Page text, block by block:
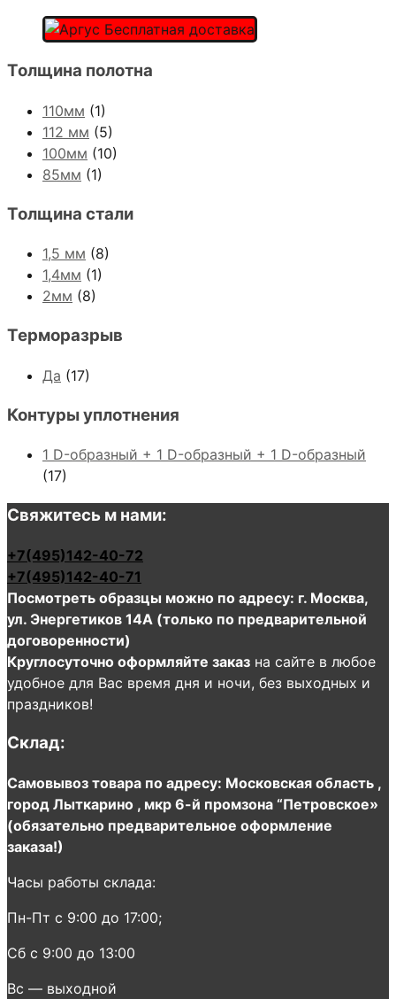
Толщина полотна
110мм (1)
112 мм (5)
100мм (10)
85мм (1)
Толщина стали
1,5 мм (8)
1,4мм (1)
2мм (8)
Терморазрыв
Да (17)
Контуры уплотнения
1 D-образный + 1 D-образный + 1 D-образный
(17)
Свяжитесь м нами:
+7(495)142-40-72
+7(495)142-40-71
Посмотреть образцы можно по адресу: г. Москва,
ул. Энергетиков 14А (только по предварительной
договоренности)
Круглосуточно оформляйте заказ на сайте в любое
удобное для Вас время дня и ночи, без выходных и
праздников!
Склад:
Самовывоз товара по адресу: Московская область ,
город Лыткарино , мкр 6-й промзона “Петровское»
(обязательно предварительное оформление
заказа!)
Часы работы склада:
Пн-Пт с 9:00 до 17:00;
Сб с 9:00 до 13:00
Вс — выходной